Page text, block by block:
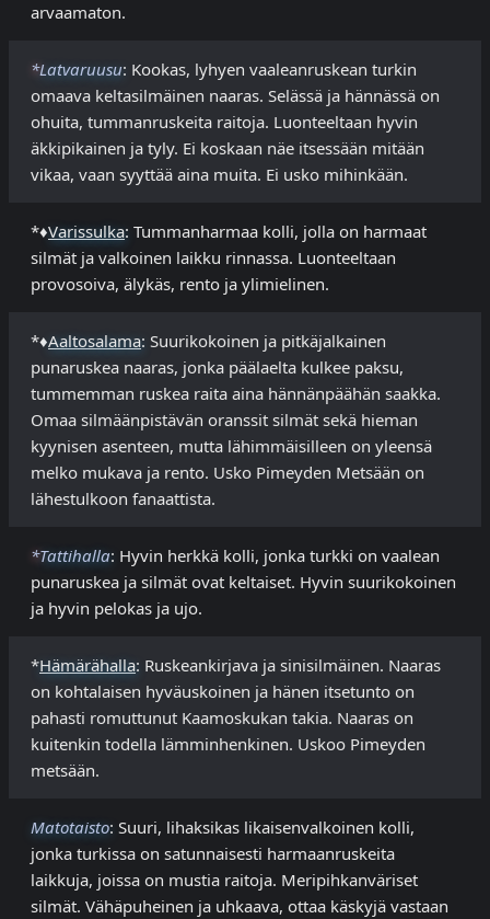
arvaamaton.
*Latvaruusu: Kookas, lyhyen vaaleanruskean turkin
omaava keltasilmäinen naaras. Selässä ja hännässä on
ohuita, tummanruskeita raitoja. Luonteeltaan hyvin
äkkipikainen ja tyly. Ei koskaan näe itsessään mitään
vikaa, vaan syyttää aina muita. Ei usko mihinkään.
*♦Varissulka: Tummanharmaa kolli, jolla on harmaat
silmät ja valkoinen laikku rinnassa. Luonteeltaan
provosoiva, älykäs, rento ja ylimielinen.
*♦Aaltosalama: Suurikokoinen ja pitkäjalkainen
punaruskea naaras, jonka päälaelta kulkee paksu,
tummemman ruskea raita aina hännänpäähän saakka.
Omaa silmäänpistävän oranssit silmät sekä hieman
kyynisen asenteen, mutta lähimmäisilleen on yleensä
melko mukava ja rento. Usko Pimeyden Metsään on
lähestulkoon fanaattista.
*Tattihalla: Hyvin herkkä kolli, jonka turkki on vaalean
punaruskea ja silmät ovat keltaiset. Hyvin suurikokoinen
ja hyvin pelokas ja ujo.
*Hämärähalla: Ruskeankirjava ja sinisilmäinen. Naaras
on kohtalaisen hyväuskoinen ja hänen itsetunto on
pahasti romuttunut Kaamoskukan takia. Naaras on
kuitenkin todella lämminhenkinen. Uskoo Pimeyden
metsään.
Matotaisto: Suuri, lihaksikas likaisenvalkoinen kolli,
jonka turkissa on satunnaisesti harmaanruskeita
laikkuja, joissa on mustia raitoja. Meripihkanväriset
silmät. Vähäpuheinen ja uhkaava, ottaa käskyjä vastaan